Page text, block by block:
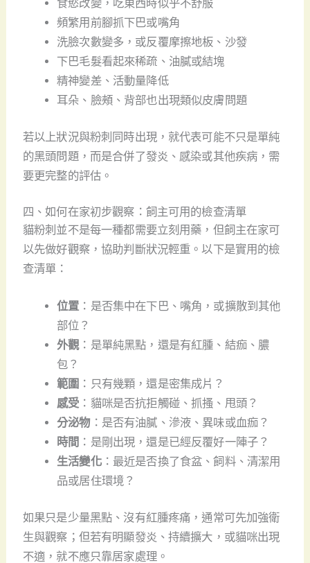
食慾改變，吃東西時似乎不舒服
頻繁用前腳抓下巴或嘴角
洗臉次數變多，或反覆摩擦地板、沙發
下巴毛髮看起來稀疏、油膩或結塊
精神變差、活動量降低
耳朵、臉頰、背部也出現類似皮膚問題
若以上狀況與粉刺同時出現，就代表可能不只是單純
的黑頭問題，而是合併了發炎、感染或其他疾病，需
要更完整的評估。
四、如何在家初步觀察：飼主可用的檢查清單
貓粉刺並不是每一種都需要立刻用藥，但飼主在家可
以先做好觀察，協助判斷狀況輕重。以下是實用的檢
查清單：
位置 ：是否集中在下巴、嘴角，或擴散到其他
部位？
外觀：是單純黑點，還是有紅腫、結痂、膿
包？
範圍 ：只有幾顆，還是密集成片？
感受 ：貓咪是否抗拒觸碰、抓搔、甩頭？
分泌物：是否有油膩、滲液、異味或血痂？
時間 ：是剛出現，還是已經反覆好一陣子？
生活變化：最近是否換了食盆、飼料、清潔用
品或居住環境？
如果只是少量黑點、沒有紅腫疼痛，通常可先加強衛
生與觀察；但若有明顯發炎、持續擴大，或貓咪出現
不適，就不應只靠居家處理。